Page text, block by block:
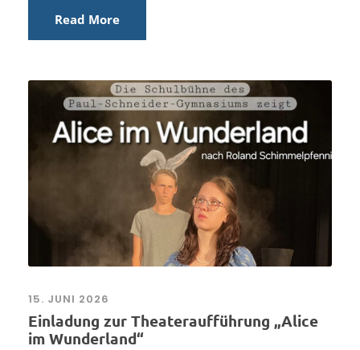
Read More
15. JUNI 2026
Einladung zur Theateraufführung „Alice
im Wunderland“